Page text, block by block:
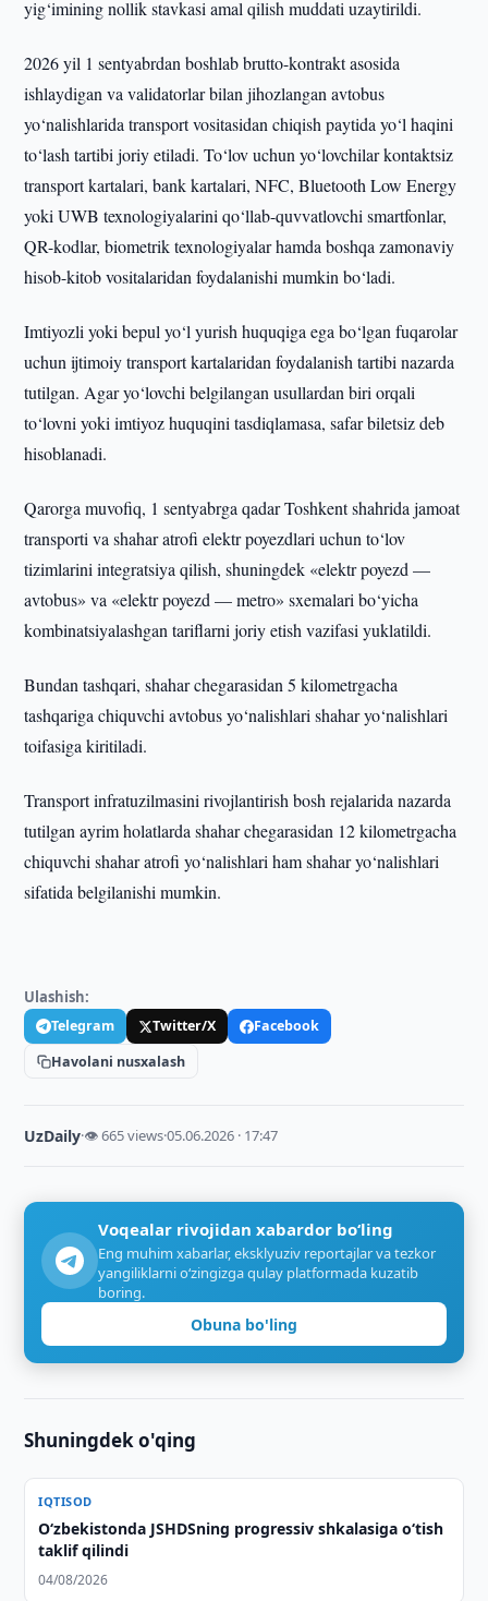
yig‘imining nollik stavkasi amal qilish muddati uzaytirildi.
2026 yil 1 sentyabrdan boshlab brutto-kontrakt asosida
ishlaydigan va validatorlar bilan jihozlangan avtobus
yo‘nalishlarida transport vositasidan chiqish paytida yo‘l haqini
to‘lash tartibi joriy etiladi. To‘lov uchun yo‘lovchilar kontaktsiz
transport kartalari, bank kartalari, NFC, Bluetooth Low Energy
yoki UWB texnologiyalarini qo‘llab-quvvatlovchi smartfonlar,
QR-kodlar, biometrik texnologiyalar hamda boshqa zamonaviy
hisob-kitob vositalaridan foydalanishi mumkin bo‘ladi.
Imtiyozli yoki bepul yo‘l yurish huquqiga ega bo‘lgan fuqarolar
uchun ijtimoiy transport kartalaridan foydalanish tartibi nazarda
tutilgan. Agar yo‘lovchi belgilangan usullardan biri orqali
to‘lovni yoki imtiyoz huquqini tasdiqlamasa, safar biletsiz deb
hisoblanadi.
Qarorga muvofiq, 1 sentyabrga qadar Toshkent shahrida jamoat
transporti va shahar atrofi elektr poyezdlari uchun to‘lov
tizimlarini integratsiya qilish, shuningdek «elektr poyezd —
avtobus» va «elektr poyezd — metro» sxemalari bo‘yicha
kombinatsiyalashgan tariflarni joriy etish vazifasi yuklatildi.
Bundan tashqari, shahar chegarasidan 5 kilometrgacha
tashqariga chiquvchi avtobus yo‘nalishlari shahar yo‘nalishlari
toifasiga kiritiladi.
Transport infratuzilmasini rivojlantirish bosh rejalarida nazarda
tutilgan ayrim holatlarda shahar chegarasidan 12 kilometrgacha
chiquvchi shahar atrofi yo‘nalishlari ham shahar yo‘nalishlari
sifatida belgilanishi mumkin.
Ulashish:
Telegram Twitter/X
Facebook
Havolani nusxalash
UzDaily·👁 665 views·05.06.2026 · 17:47
Voqealar rivojidan xabardor bo‘ling
Eng muhim xabarlar, eksklyuziv reportajlar va tezkor
yangiliklarni o‘zingizga qulay platformada kuzatib
boring.
Obuna bo'ling
Shuningdek o'qing
IQTISOD
O‘zbekistonda JSHDSning progressiv shkalasiga o‘tish
taklif qilindi
04/08/2026